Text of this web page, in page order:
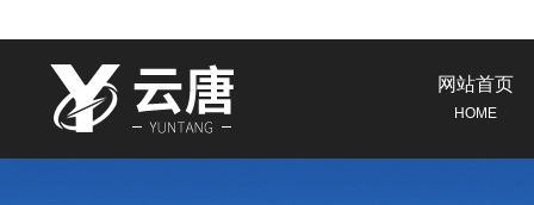
网站首页
HOME